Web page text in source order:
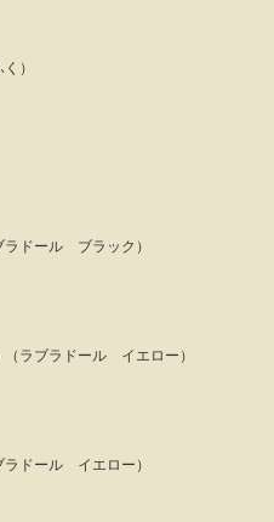
）
ドール ブラック）
ラブラドール イエロー）
ドール イエロー）